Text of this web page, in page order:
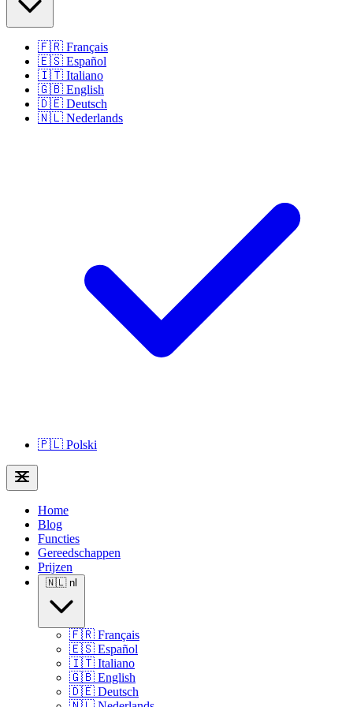
🇫🇷 Français
🇪🇸 Español
🇮🇹 Italiano
🇬🇧 English
🇩🇪 Deutsch
🇳🇱 Nederlands
🇵🇱 Polski
Home
Blog
Functies
Gereedschappen
Prijzen
🇳🇱 nl
🇫🇷 Français
🇪🇸 Español
🇮🇹 Italiano
🇬🇧 English
🇩🇪 Deutsch